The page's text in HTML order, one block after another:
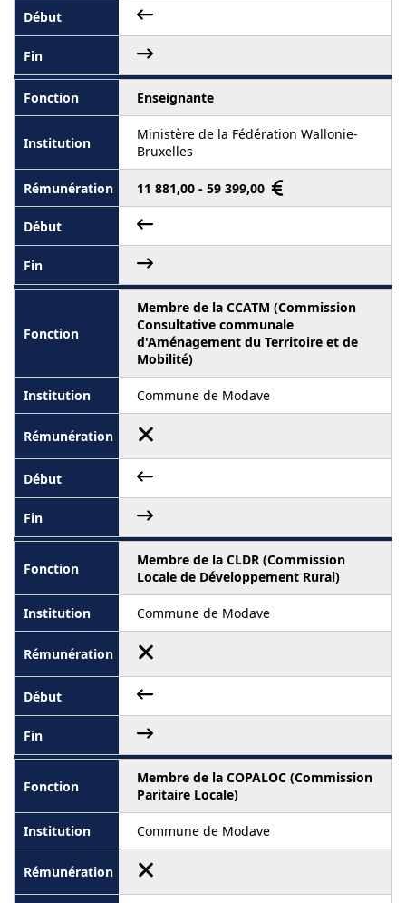
Enseignante
Ministère de la Fédération Wallonie-
Bruxelles
11 881,00 - 59 399,00
Membre de la CCATM (Commission
Consultative communale
d'Aménagement du Territoire et de
Mobilité)
Commune de Modave
Membre de la CLDR (Commission
Locale de Développement Rural)
Commune de Modave
Membre de la COPALOC (Commission
Paritaire Locale)
Commune de Modave